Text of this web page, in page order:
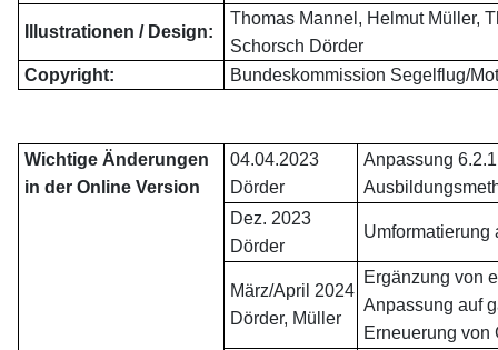
Illustrationen / Design:
Thomas Mannel, Helmut Müller,
Schorsch Dörder
Copyright:
Bundeskommission Segelflug/
Wichtige Änderungen
in der Online Version
04.04.2023
Dörder
Anpassung
Dez. 2023
Dörder
März/April 2024
Dörder, Müller
Ergänzung von
Anpassung auf
Erneuerung